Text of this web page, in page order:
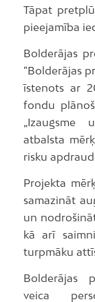
Tāpat
pieejamība
Bolderājas
“Bolderājas
īstenots ar
fondu
„Izaugsme
atbalsta
risku
Projekta
samazināt
un
kā arī
turpmāku
Bolderājas
veica